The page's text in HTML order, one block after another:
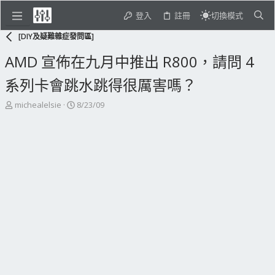
登入 註冊 切換模式
[DIY及疑難雜症發問區]
AMD 宣佈在九月中推出 R800，請問 4
系列卡會跳水跳得很厲害嗎？
主
michealelsie
開
8/23/09